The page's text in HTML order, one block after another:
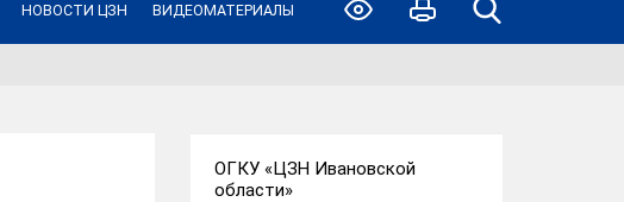
НОВОСТИ ЦЗН ВИДЕОМАТЕРИАЛЫ
ОГКУ «ЦЗН Ивановской
области»